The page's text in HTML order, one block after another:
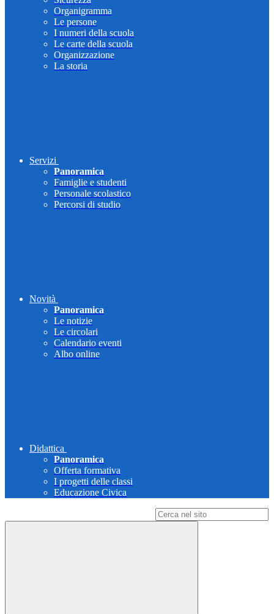
Organigramma
Le persone
I numeri della scuola
Le carte della scuola
Organizzazione
La storia
Servizi
Panoramica
Famiglie e studenti
Personale scolastico
Percorsi di studio
Novità
Panoramica
Le notizie
Le circolari
Calendario eventi
Albo online
Didattica
Panoramica
Offerta formativa
I progetti delle classi
Educazione Civica